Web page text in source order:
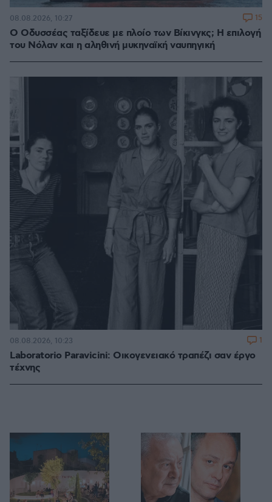
Ο Οδυσσέας ταξίδευε με πλοίο των Βίκινγκς; Η επιλογή
του Νόλαν και η αληθινή μυκηναϊκή ναυπηγική
08.08.2026, 10:27 15
Laboratorio Paravicini: Οικογενειακό τραπέζι σαν έργο
τέχνης
08.08.2026, 10:23 1